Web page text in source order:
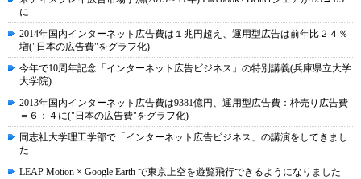
に
2014年国内インターネット広告費は１兆円超え、運用型広告は前年比２４％
増("日本の広告費"をグラフ化)
今年で10周年記念「インターネット広告ビジネス」の特別講義(兵庫県立大学
大学院)
2013年国内インターネット広告費は9381億円、運用型広告費：枠売り広告費
＝６：４に("日本の広告費"をグラフ化)
同志社大学理工学部で「インターネット広告ビジネス」の講演をしてきまし
た
LEAP Motion × Google Earth で東京上空を遊覧飛行できるようになりました